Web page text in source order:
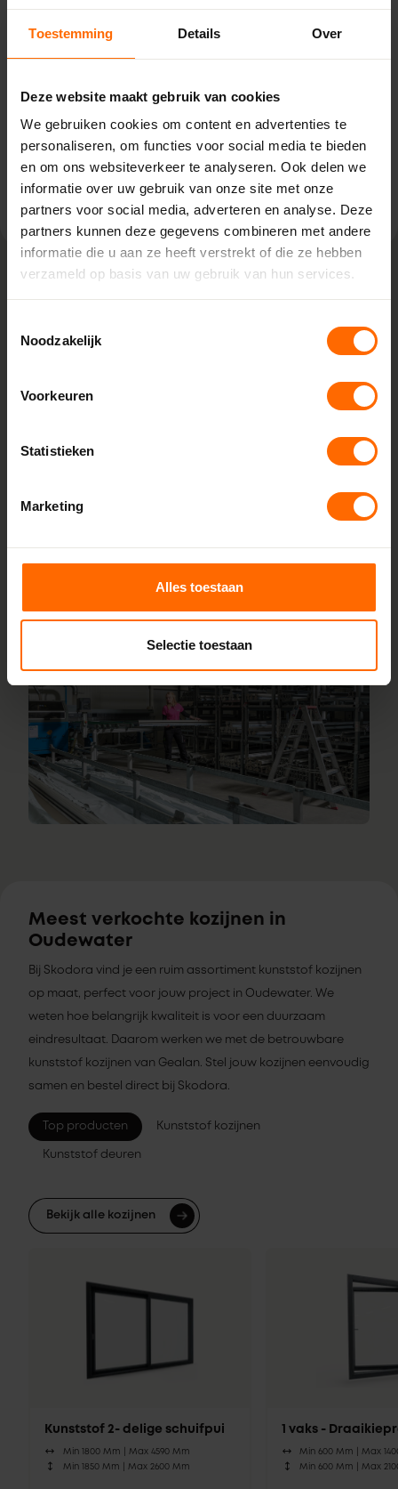
Toestemming Details Over
Deze website maakt gebruik van cookies
We gebruiken cookies om content en advertenties te
personaliseren, om functies voor social media te bieden
en om ons websiteverkeer te analyseren. Ook delen we
informatie over uw gebruik van onze site met onze
partners voor social media, adverteren en analyse. Deze
partners kunnen deze gegevens combineren met andere
informatie die u aan ze heeft verstrekt of die ze hebben
verzameld op basis van uw gebruik van hun services.
Noodzakelijk
Voorkeuren
Statistieken
Marketing
Alles toestaan
Selectie toestaan
De Korterak 28,
brakel@skodora.nl
Selecteren als mijn vestiging
Bij Skodora bestel je kunststof kozijnen van topkwaliteit,
fabrieken in Heerenveen en Meppel, wat zorgt voor scherpe
werkdagen liggen ze klaar bij een van onze vestigingen in
vakmensen direct voor je klaar.
Meest verkochte kozijnen in
Oudewater
Bij Skodora vind je een ruim assortiment kunststof kozijnen
op maat, perfect voor jouw project in Oudewater. We
weten hoe belangrijk kwaliteit is voor een duurzaam
eindresultaat. Daarom werken we met de betrouwbare
kunststof kozijnen van Gealan. Stel jouw kozijnen eenvoudig
samen en bestel direct bij Skodora.
Top producten Kunststof kozijnen
Kunststof deuren
Bekijk alle kozijnen
Kunststof 2- delige schuifpui
Min 1800 Mm | Max 4590 Mm
Min 1850 Mm | Max 2600 Mm
1 vaks -
Min 600 Mm |Max
Min 600 Mm |Max